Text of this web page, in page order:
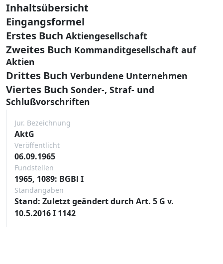
Inhaltsübersicht
Eingangsformel
Erstes Buch Aktiengesellschaft
Zweites Buch Kommanditgesellschaft auf
Aktien
Drittes Buch Verbundene Unternehmen
Viertes Buch Sonder-, Straf- und
Schlußvorschriften
Jur. Bezeichnung
AktG
Veröffentlicht
06.09.1965
Fundstellen
1965, 1089: BGBl I
Standangaben
Stand: Zuletzt geändert durch Art. 5 G v.
10.5.2016 I 1142